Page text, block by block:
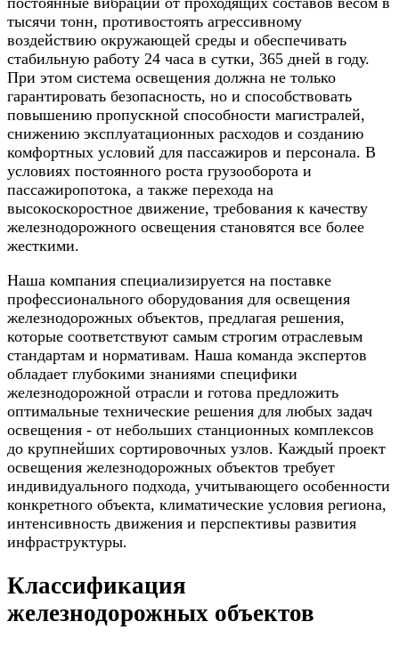
тысячи тонн, противостоять агрессивному
воздействию окружающей среды и обеспечивать
стабильную работу 24 часа в сутки, 365 дней в году.
При этом система освещения должна не только
гарантировать безопасность, но и способствовать
повышению пропускной способности магистралей,
снижению эксплуатационных расходов и созданию
комфортных условий для пассажиров и персонала. В
условиях постоянного роста грузооборота и
пассажиропотока, а также перехода на
высокоскоростное движение, требования к качеству
железнодорожного освещения становятся все более
жесткими.
Наша компания специализируется на поставке
профессионального оборудования для освещения
железнодорожных объектов, предлагая решения,
которые соответствуют самым строгим отраслевым
стандартам и нормативам. Наша команда экспертов
обладает глубокими знаниями специфики
железнодорожной отрасли и готова предложить
оптимальные технические решения для любых задач
освещения - от небольших станционных комплексов
до крупнейших сортировочных узлов. Каждый проект
освещения железнодорожных объектов требует
индивидуального подхода, учитывающего особенности
конкретного объекта, климатические условия региона,
интенсивность движения и перспективы развития
инфраструктуры.
Классификация
железнодорожных объектов